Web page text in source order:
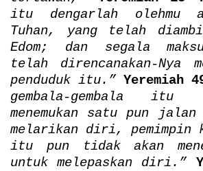
itu dengarlah olehmu
Tuhan, yang telah
Edom; dan segala
telah direncanakan-Nya
penduduk itu.” Yeremiah
gembala-gembala
menemukan satu pun
melarikan diri, pemimpin
itu pun tidak akan
untuk melepaskan diri.”